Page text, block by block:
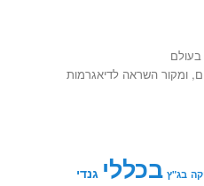
בעולם
ומקור השראה לדיאגרמות
בג"ץ בכללי גנדי